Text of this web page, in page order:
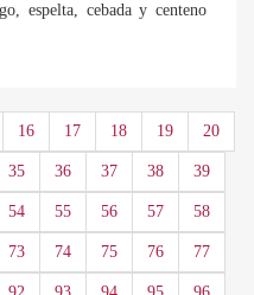
espelta, cebada y centeno
16 17 18 19 20
35 36 37 38 39
54 55 56 57 58
73 74 75 76 77